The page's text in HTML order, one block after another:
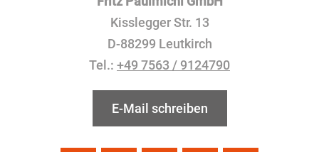
Kisslegger Str. 13
D-88299 Leutkirch
Tel.: +49 7563 / 9124790
E-Mail schreiben